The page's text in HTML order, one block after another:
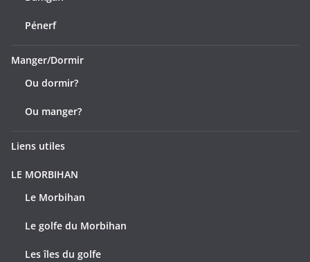
Pénerf
Manger/Dormir
Ou dormir?
Ou manger?
Liens utiles
LE MORBIHAN
Le Morbihan
Le golfe du Morbihan
Les îles du golfe